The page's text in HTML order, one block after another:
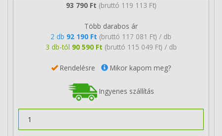
93 790 Ft (bruttó 119 113 Ft)
Több darabos ár
2 db 92 190 Ft (bruttó 117 081 Ft) / db
3 db-tól 90 590 Ft (bruttó 115 049 Ft) / db
Rendelésre Mikor kapom meg?
Ingyenes szállítás